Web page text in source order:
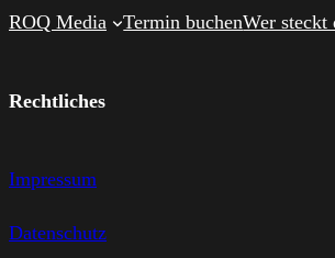
ROQ Media
Termin buchenWer steckt
Rechtliches
Impressum
Datenschutz